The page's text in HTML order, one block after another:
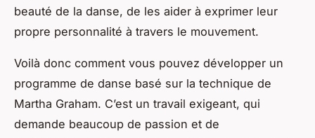
beauté de la danse, de les aider à exprimer leur
propre personnalité à travers le mouvement.
Voilà donc comment vous pouvez développer un
programme de danse basé sur la technique de
Martha Graham. C’est un travail exigeant, qui
demande beaucoup de passion et de